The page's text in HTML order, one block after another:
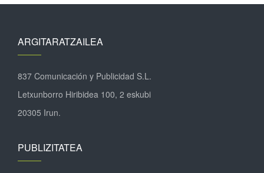
ARGITARATZAILEA
837 Comunicación y Publicidad S.L.
Letxunborro Hiribidea 100, 2 eskubi
20305 Irun.
PUBLIZITATEA